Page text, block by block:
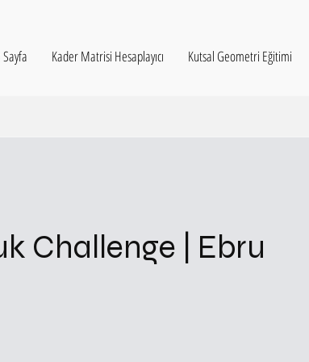
Kader Matrisi Hesaplayıcı Kutsal Geometri Eğitimi
Challenge | Ebru